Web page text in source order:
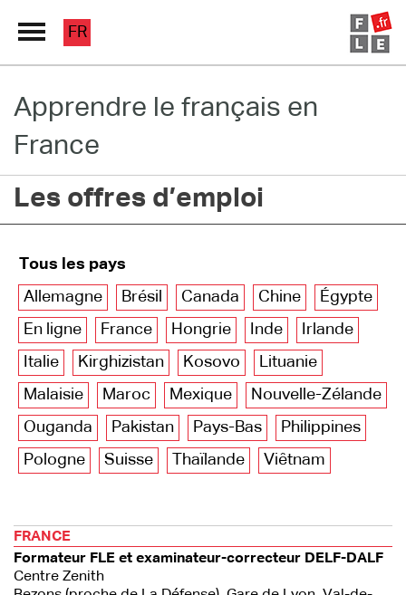
Grand Répertoire
Immersion France
Le français en ligne
FR
Apprendre le français en
France
Les offres d’emploi
Tous les pays
Allemagne
Brésil Canada Chine
Égypte
En ligne
France Hongrie Inde
Irlande
Italie
Kirghizistan Kosovo
Lituanie
Malaisie
Maroc Mexique
Nouvelle-Zélande
Ouganda
Pakistan Pays-Bas
Philippines
Pologne
Suisse Thaïlande Viêtnam
FRANCE
Formateur FLE et examinateur-correcteur DELF-DALF
Centre Zenith